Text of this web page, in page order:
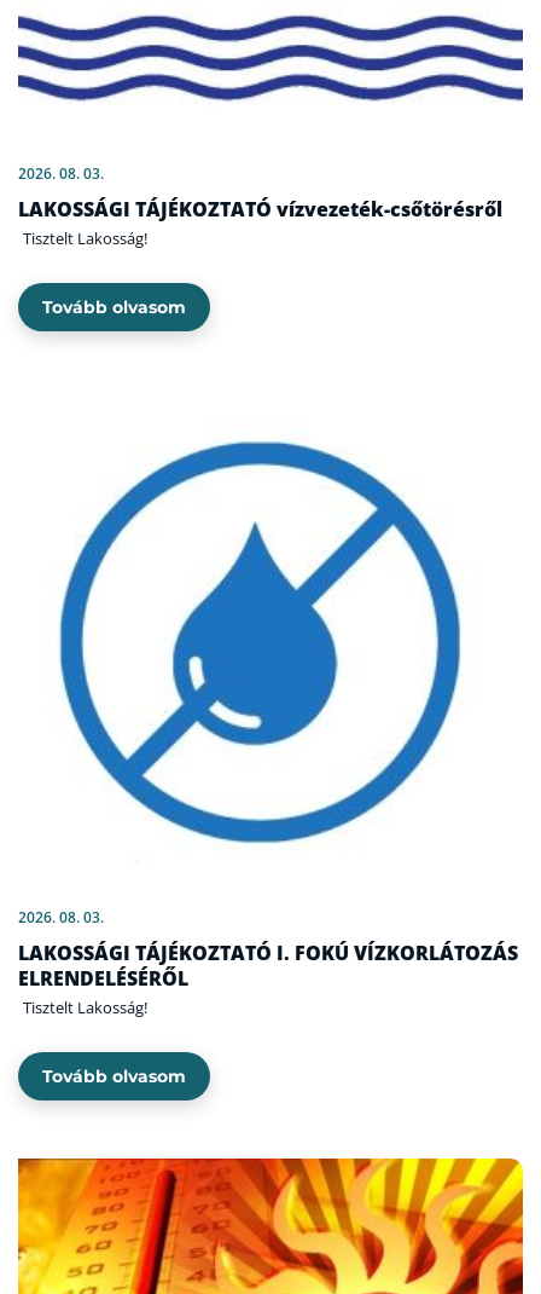
2026. 08. 03.
LAKOSSÁGI TÁJÉKOZTATÓ vízvezeték-csőtörésről
Tisztelt Lakosság!
Tovább olvasom
2026. 08. 03.
LAKOSSÁGI TÁJÉKOZTATÓ I. FOKÚ VÍZKORLÁTOZÁS
ELRENDELÉSÉRŐL
Tisztelt Lakosság!
Tovább olvasom